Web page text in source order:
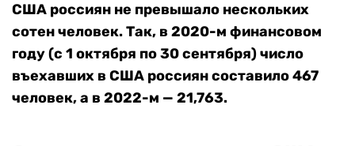
США россиян не превышало нескольких
сотен человек. Так, в 2020-м финансовом
году (с 1 октября по 30 сентября) число
въехавших в США россиян составило 467
человек, а в 2022-м — 21,763.